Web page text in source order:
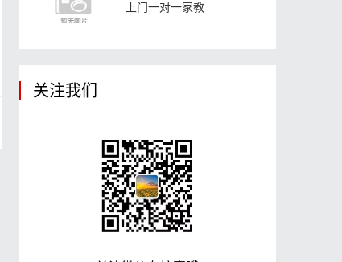
上门一对一家教
关注我们